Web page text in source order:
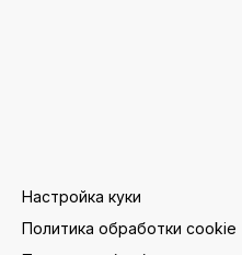
Настройка куки
Политика обработки cookie